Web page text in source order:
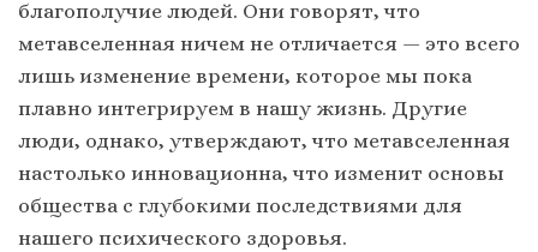
благополучие людей. Они говорят, что
метавселенная ничем не отличается — это всего
лишь изменение времени, которое мы пока
плавно интегрируем в нашу жизнь. Другие
люди, однако, утверждают, что метавселенная
настолько инновационна, что изменит основы
общества с глубокими последствиями для
нашего психического здоровья.